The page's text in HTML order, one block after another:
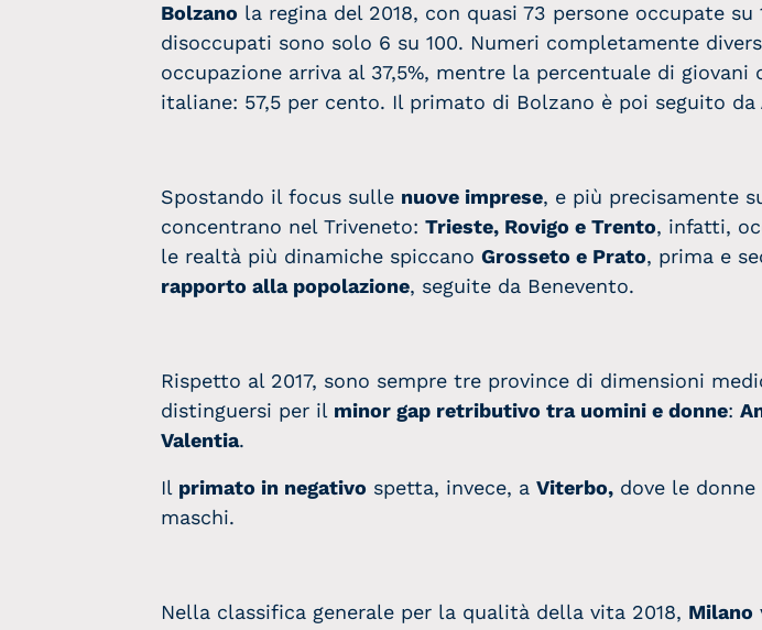
Bolzano la regina del 2018, con quasi 73 persone occupate
disoccupati sono solo 6 su 100. Numeri completamente
occupazione arriva al 37,5%, mentre la percentuale di
italiane: 57,5 per cento. Il primato di Bolzano è poi seguito da
Spostando il focus sulle nuove imprese, e più precisamente
concentrano nel Triveneto: Trieste, Rovigo e Trento, infatti,
le realtà più dinamiche spiccano Grosseto e Prato, prima e
rapporto alla popolazione, seguite da Benevento.
Rispetto al 2017, sono sempre tre province di dimensioni
distinguersi per il minor gap retributivo tra uomini e donne:
Valentia.
Il primato in negativo spetta, invece, a Viterbo, dove le donne
maschi.
Nella classifica generale per la qualità della vita 2018, Milano